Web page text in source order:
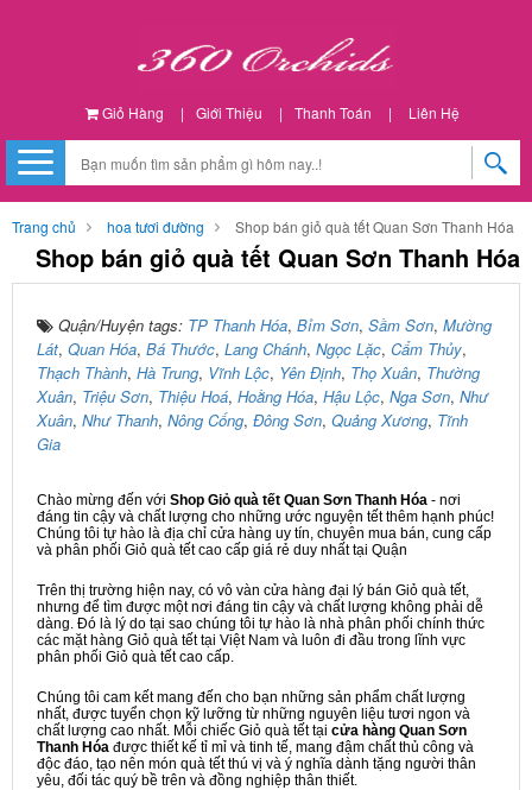
Giỏ Hàng | Giới Thiệu | Thanh Toán | Liên Hệ
Trang chủ hoa tươi đường Shop bán giỏ quà tết Quan Sơn Thanh Hóa
Shop bán giỏ quà tết Quan Sơn Thanh Hóa
Quận/Huyện tags: TP Thanh Hóa, Bỉm Sơn, Sầm Sơn, Mường
Lát, Quan Hóa, Bá Thước, Lang Chánh, Ngọc Lặc, Cẩm Thủy,
Thạch Thành, Hà Trung, Vĩnh Lộc, Yên Định, Thọ Xuân, Thường
Xuân, Triệu Sơn, Thiệu Hoá, Hoằng Hóa, Hậu Lộc, Nga Sơn, Như
Xuân, Như Thanh, Nông Cống, Đông Sơn, Quảng Xương, Tĩnh
Gia
Chào mừng đến với Shop Giỏ quà tết Quan Sơn Thanh Hóa - nơi
đáng tin cậy và chất lượng cho những ước nguyện tết thêm hạnh phúc!
Chúng tôi tự hào là địa chỉ cửa hàng uy tín, chuyên mua bán, cung cấp
và phân phối Giỏ quà tết cao cấp giá rẻ duy nhất tại Quận
Trên thị trường hiện nay, có vô vàn cửa hàng đại lý bán Giỏ quà tết,
nhưng để tìm được một nơi đáng tin cậy và chất lượng không phải dễ
dàng. Đó là lý do tại sao chúng tôi tự hào là nhà phân phối chính thức
các mặt hàng Giỏ quà tết tại Việt Nam và luôn đi đầu trong lĩnh vực
phân phối Giỏ quà tết cao cấp.
Chúng tôi cam kết mang đến cho bạn những sản phẩm chất lượng
nhất, được tuyển chọn kỹ lưỡng từ những nguyên liệu tươi ngon và
chất lượng cao nhất. Mỗi chiếc Giỏ quà tết tại cửa hàng Quan Sơn
Thanh Hóa được thiết kế tỉ mỉ và tinh tế, mang đậm chất thủ công và
độc đáo, tạo nên món quà tết thú vị và ý nghĩa dành tặng người thân
yêu, đối tác quý bề trên và đồng nghiệp thân thiết.